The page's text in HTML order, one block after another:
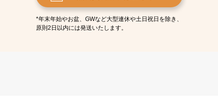
*年末年始やお盆、GWなど大型連休や土日祝日を除き、
原則2日以内には発送いたします。